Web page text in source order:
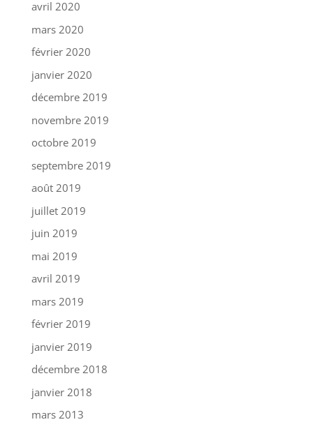
avril 2020
mars 2020
février 2020
janvier 2020
décembre 2019
novembre 2019
octobre 2019
septembre 2019
août 2019
juillet 2019
juin 2019
mai 2019
avril 2019
mars 2019
février 2019
janvier 2019
décembre 2018
janvier 2018
mars 2013